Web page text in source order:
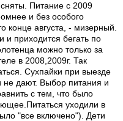
Питание с 2009
и без особого
конце августа, - мизерный.
приходится бегать по
можно только за
в 2008,2009г. Так
Сухпайки при выезде
не дают. Выбор питания и
с тем, что было
уходили в
"все включено"). Дети